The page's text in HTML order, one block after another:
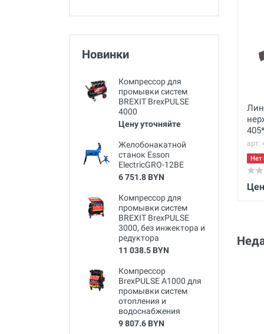
Новинки
Компрессор для
промывки систем
BREXIT BrexPULSE
4000
Цену уточняйте
Желобонакатной
станок Esson
ElectricGRO-12BE
6 751.8 BYN
Компрессор для
промывки систем
BREXIT BrexPULSE
3000, без инжектора и
редуктора
11 038.5 BYN
Компрессор
BrexPULSE A1000 для
промывки систем
отопления и
водоснабжения
9 807.6 BYN
арт.
Нет